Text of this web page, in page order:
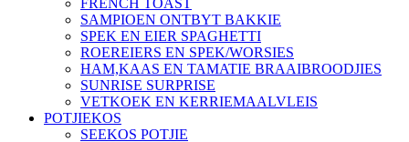
FRENCH TOAST
SAMPIOEN ONTBYT BAKKIE
SPEK EN EIER SPAGHETTI
ROEREIERS EN SPEK/WORSIES
HAM,KAAS EN TAMATIE BRAAIBROODJIES
SUNRISE SURPRISE
VETKOEK EN KERRIEMAALVLEIS
POTJIEKOS
SEEKOS POTJIE